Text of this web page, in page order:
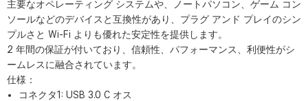
主要なオペレーティング システムや、ノートパソコン、ゲーム コン
ソールなどのデバイスと互換性があり、プラグ アンド プレイのシン
プルさと Wi-Fi よりも優れた安定性を提供します。
2 年間の保証が付いており、信頼性、パフォーマンス、利便性がシ
ームレスに融合されています。
仕様：
コネクタ1: USB 3.0 C オス